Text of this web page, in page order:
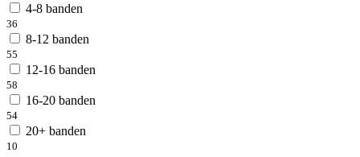
4-8 banden
36
8-12 banden
55
12-16 banden
58
16-20 banden
54
20+ banden
10